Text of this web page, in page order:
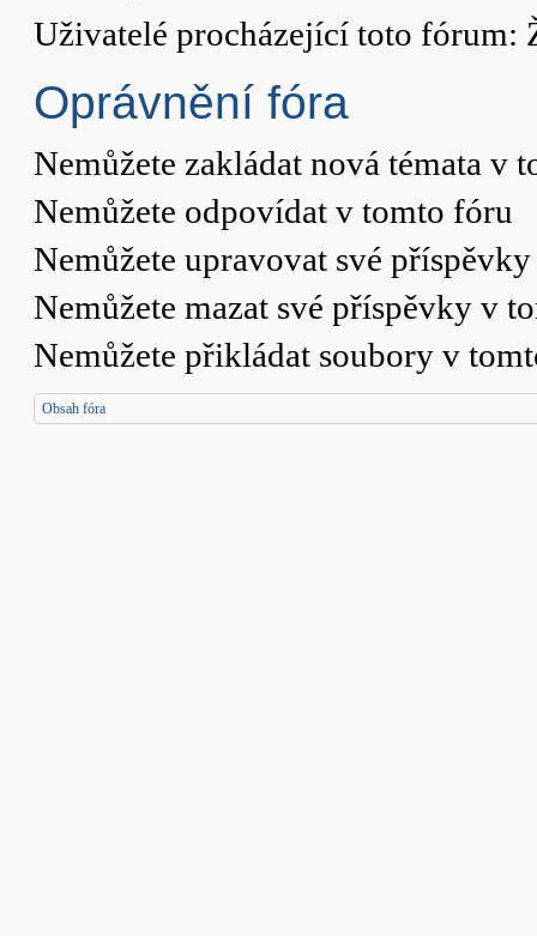
Uživatelé procházející toto fórum:
Oprávnění fóra
Nemůžete zakládat nová témata v
Nemůžete odpovídat v tomto fóru
Nemůžete upravovat své
Nemůžete mazat své příspěvky v
Nemůžete přikládat soubory v
Obsah fóra